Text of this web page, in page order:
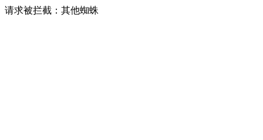
请求被拦截：其他蜘蛛